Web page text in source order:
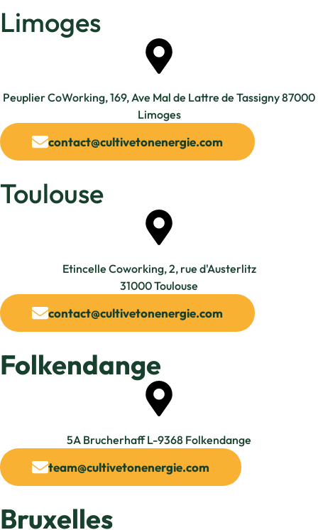
Limoges
Peuplier CoWorking, 169, Ave Mal de Lattre de Tassigny 87000
Limoges
contact@cultivetonenergie.com
Toulouse
Etincelle Coworking, 2, rue d'Austerlitz
31000 Toulouse
contact@cultivetonenergie.com
Folkendange
5A Brucherhaff L-9368 Folkendange​
team@cultivetonenergie.com
Bruxelles​